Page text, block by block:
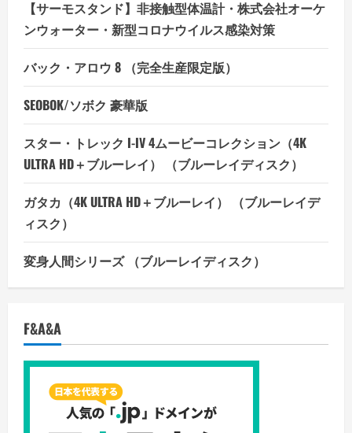
【サーモスタンド】非接触型体温計・株式会社オーケ
ンウォーター・新型コロナウイルス感染対策
バック・アロウ 8 （完全生産限定版）
SEOBOK/ソボク 豪華版
スター・トレック I-IV 4ムービーコレクション（4K
ULTRA HD＋ブルーレイ） （ブルーレイディスク）
ガタカ（4K ULTRA HD＋ブルーレイ） （ブルーレイデ
ィスク）
変身人間シリーズ （ブルーレイディスク）
F&A&A